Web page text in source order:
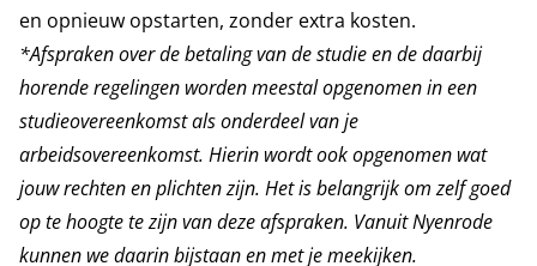
en opnieuw opstarten, zonder extra kosten.
*Afspraken over de betaling van de studie en de daarbij
horende regelingen worden meestal opgenomen in een
studieovereenkomst als onderdeel van je
arbeidsovereenkomst. Hierin wordt ook opgenomen wat
jouw rechten en plichten zijn. Het is belangrijk om zelf goed
op te hoogte te zijn van deze afspraken. Vanuit Nyenrode
kunnen we daarin bijstaan en met je meekijken.